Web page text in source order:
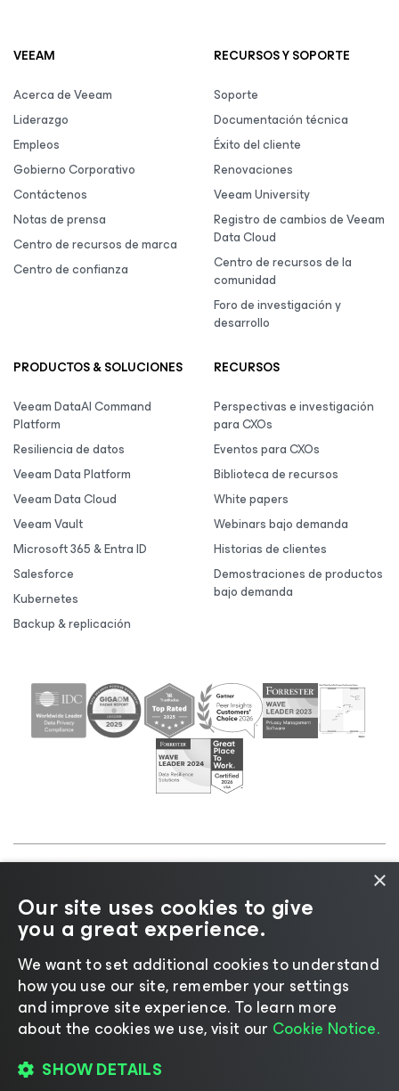
VEEAM
Acerca de Veeam
Liderazgo
Empleos
Gobierno Corporativo
Contáctenos
Notas de prensa
Centro de recursos de marca
Centro de confianza
RECURSOS Y SOPORTE
Soporte
Documentación técnica
Éxito del cliente
Renovaciones
Veeam University
Registro de cambios de Veeam
Data Cloud
Centro de recursos de la
comunidad
Foro de investigación y
desarrollo
PRODUCTOS & SOLUCIONES
Veeam DataAI Command
Platform
Resiliencia de datos
Veeam Data Platform
Veeam Data Cloud
Veeam Vault
Microsoft 365 & Entra ID
Salesforce
Kubernetes
Backup & replicación
RECURSOS
Perspectivas e investigación
para CXOs
Eventos para CXOs
Biblioteca de recursos
White papers
Webinars bajo demanda
Historias de clientes
Demostraciones de productos
bajo demanda
Aviso de cookies|Legal|Política de licencias
Recursos para proveedores
Cambiar idioma
×
Our site uses cookies to give
you a great experience.
We want to set additional cookies to understand
how you use our site, remember your settings
and improve site experience. ​To learn more
about the cookies we use, visit our Cookie Notice.
SHOW DETAILS